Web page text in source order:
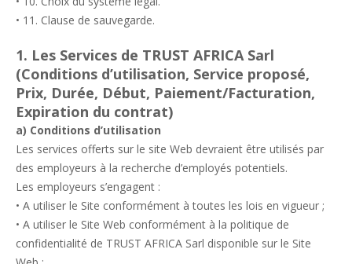
• 11. Clause de sauvegarde.
1. Les Services de TRUST AFRICA Sarl
(Conditions d’utilisation, Service proposé,
Prix, Durée, Début, Paiement/Facturation,
Expiration du contrat)
a) Conditions d’utilisation
Les services offerts sur le site Web devraient être utilisés par
des employeurs à la recherche d’employés potentiels.
Les employeurs s’engagent :
• A utiliser le Site conformément à toutes les lois en vigueur ;
• A utiliser le Site Web conformément à la politique de
confidentialité de TRUST AFRICA Sarl disponible sur le Site